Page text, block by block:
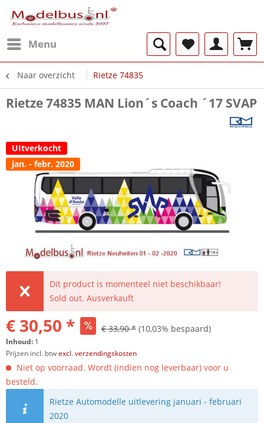
Menu
Naar overzicht Rietze 74835
Rietze 74835 MAN Lion´s Coach ´17 SVAP
UItverkocht
jan. - febr. 2020
Dit product is momenteel niet beschikbaar!
Sold out. Ausverkauft
€ 30,50 * € 33,90 * (10,03% bespaard)
Inhoud: 1
Prijzen incl. btwexcl. verzendingskosten
Niet op voorraad. Wordt (indien nog leverbaar) voor u
besteld.
Rietze Automodelle uitlevering januari - februari
2020